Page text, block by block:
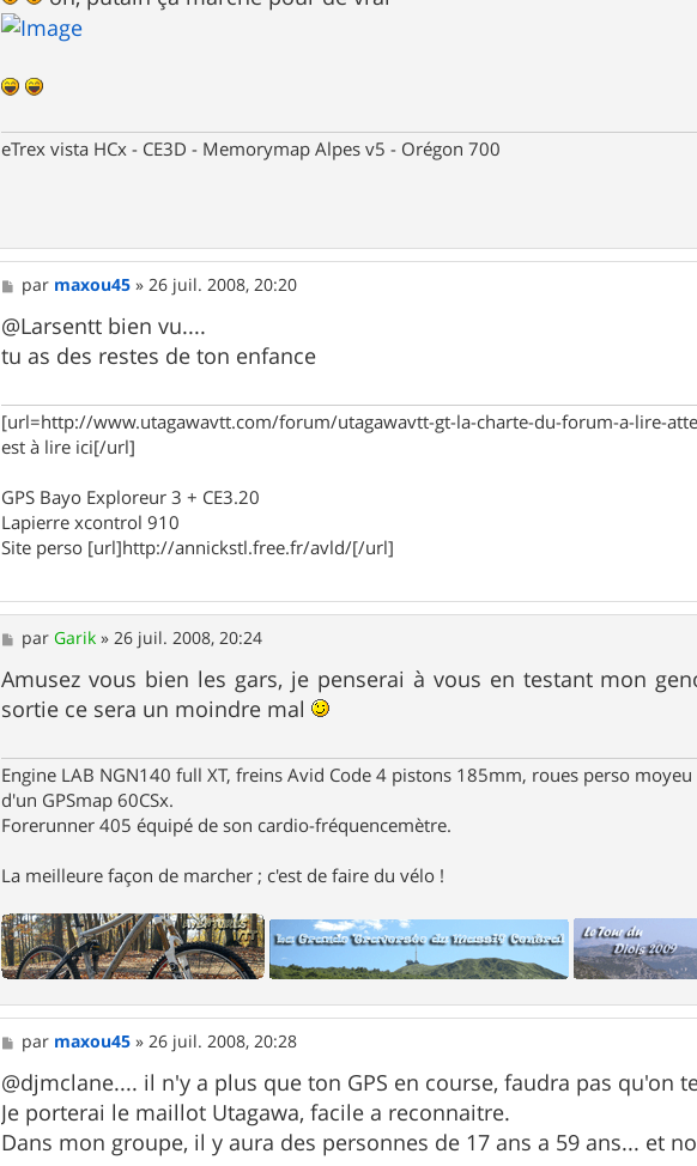
s
a
eTrex vista HCx - CE3D - Memorymap Alpes v5 - Orégon 700
M
e
s
s
a
par maxou45 »26 juil. 2008, 20:20
@Larsentt bien vu....
tu as des restes de ton enfance
[url=http://www.utagawavtt.com/forum/utagawavtt-gt-la-charte-du-forum-a-lire-
est à lire ici[/url]
GPS Bayo Exploreur 3 + CE3.20
Lapierre xcontrol 910
Site perso [url]http://annickstl.free.fr/avld/[/url]
M
e
s
s
a
parGarik »26 juil. 2008, 20:24
Amusez vous bien les gars, je penserai à vous en testant mon
sortie ce sera un moindre mal
Engine LAB NGN140 full XT, freins Avid Code 4 pistons 185mm, roues perso
d'un GPSmap 60CSx.
Forerunner 405 équipé de son cardio-fréquencemètre.
La meilleure façon de marcher ; c'est de faire du vélo !
M
e
s
s
a
g
e
par maxou45 »26 juil. 2008, 20:28
@djmclane.... il n'y a plus que ton GPS en course, faudra pas qu'on
Je porterai le maillot Utagawa, facile a reconnaitre.
Dans mon groupe, il y aura des personnes de 17 ans a 59 ans... et